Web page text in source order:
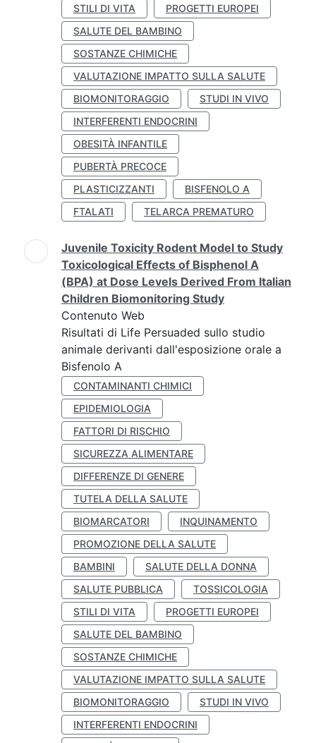
STILI DI VITA
PROGETTI EUROPEI
SALUTE DEL BAMBINO
SOSTANZE CHIMICHE
VALUTAZIONE IMPATTO SULLA SALUTE
BIOMONITORAGGIO
STUDI IN VIVO
INTERFERENTI ENDOCRINI
OBESITÀ INFANTILE
PUBERTÀ PRECOCE
PLASTICIZZANTI
BISFENOLO A
FTALATI
TELARCA PREMATURO
Juvenile Toxicity Rodent Model to Study
Toxicological Effects of Bisphenol A
(BPA) at Dose Levels Derived From Italian
Children Biomonitoring Study
Contenuto Web
Risultati di Life Persuaded sullo studio
animale derivanti dall'esposizione orale a
Bisfenolo A
CONTAMINANTI CHIMICI
EPIDEMIOLOGIA
FATTORI DI RISCHIO
SICUREZZA ALIMENTARE
DIFFERENZE DI GENERE
TUTELA DELLA SALUTE
BIOMARCATORI
INQUINAMENTO
PROMOZIONE DELLA SALUTE
BAMBINI
SALUTE DELLA DONNA
SALUTE PUBBLICA
TOSSICOLOGIA
STILI DI VITA
PROGETTI EUROPEI
SALUTE DEL BAMBINO
SOSTANZE CHIMICHE
VALUTAZIONE IMPATTO SULLA SALUTE
BIOMONITORAGGIO
STUDI IN VIVO
INTERFERENTI ENDOCRINI